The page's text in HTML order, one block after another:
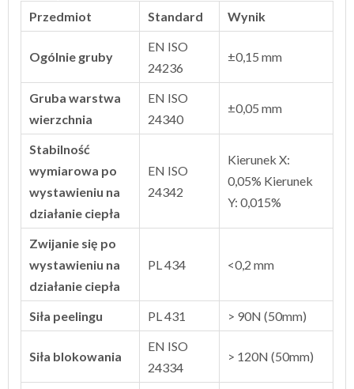
Przedmiot Standard Wynik
Ogólnie gruby
EN ISO
24236
±0,15 mm
Gruba warstwa
wierzchnia
EN ISO
24340
±0,05 mm
Stabilność
wymiarowa po
wystawieniu na
działanie ciepła
EN ISO
24342
Kierunek X:
0,05% Kierunek
Y: 0,015%
Zwijanie się po
wystawieniu na
działanie ciepła
PL 434 <0,2 mm
Siła peelingu PL 431 > 90N (50mm)
Siła blokowania
EN ISO
24334
> 120N (50mm)